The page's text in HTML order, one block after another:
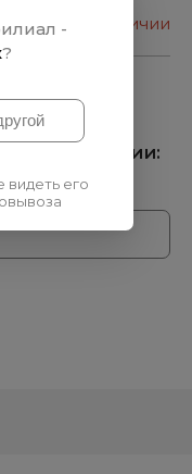
нет в наличии
о поступлении:
-
?
видеть его